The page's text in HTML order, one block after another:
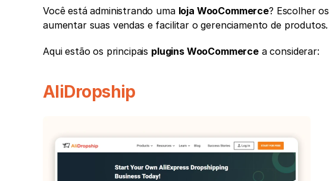
Você está administrando uma loja WooCommerce? Escolher os
aumentar suas vendas e facilitar o gerenciamento de produtos.
Aqui estão os principais plugins WooCommerce a considerar:
AliDropship